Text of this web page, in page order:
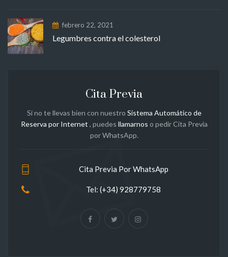
febrero 22, 2021
Legumbres contra el colesterol
Cita Previa
Si no te llevas bien con nuestro Sistema Automático de
Reserva por Internet , puedes llamarnos o pedir Cita Previa
por WhatsApp.
Cita Previa Por WhatsApp
Tel: (+34) 928779758